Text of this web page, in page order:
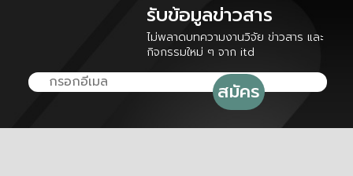
รับข้อมูลข่าวสาร
ไม่พลาดบทความงานวิจัย ข่าวสาร และ
กิจกรรมใหม่ ๆ จาก itd